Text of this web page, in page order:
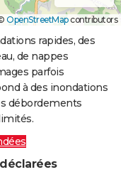
OpenStreetMapcontributors
rapides, des
de nappes
parfois
à des inondations
débordements